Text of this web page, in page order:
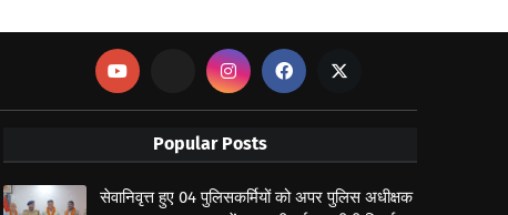
Popular Posts
सेवानिवृत्त हुए 04 पुलिसकर्मियों को अपर पुलिस अधीक्षक